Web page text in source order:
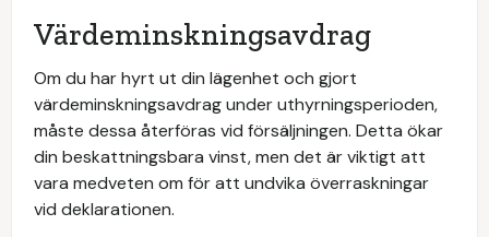
Värdeminskningsavdrag
Om du har hyrt ut din lägenhet och gjort
värdeminskningsavdrag under uthyrningsperioden,
måste dessa återföras vid försäljningen. Detta ökar
din beskattningsbara vinst, men det är viktigt att
vara medveten om för att undvika överraskningar
vid deklarationen.